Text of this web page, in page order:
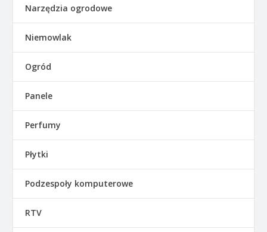
Narzędzia ogrodowe
Niemowlak
Ogród
Panele
Perfumy
Płytki
Podzespoły komputerowe
RTV